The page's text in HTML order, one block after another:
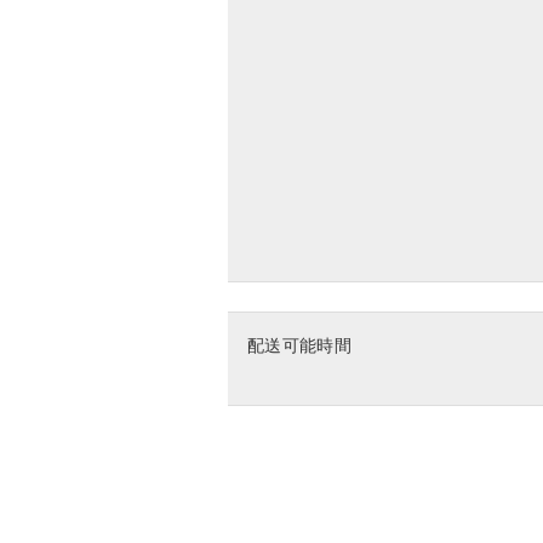
配送可能時間